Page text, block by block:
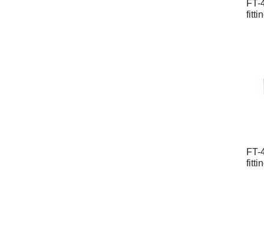
FT-
FT-